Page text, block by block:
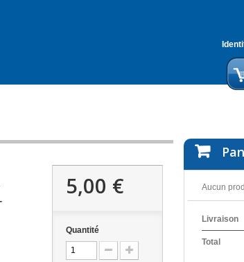
5,00 €
Quantité
Aucun
Livraison
Total